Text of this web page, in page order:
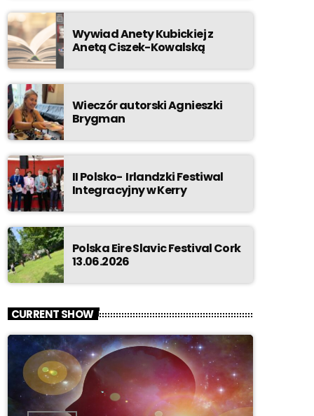
Wywiad Anety Kubickiej z
Anetą Ciszek-Kowalską
Wieczór autorski Agnieszki
Brygman
II Polsko- Irlandzki Festiwal
Integracyjny w Kerry
Polska Eire Slavic Festival Cork
13.06.2026
CURRENT SHOW